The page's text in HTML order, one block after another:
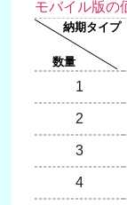
1
2
3
4